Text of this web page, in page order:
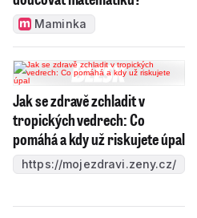
Maminka
Jak se zdravě zchladit v
tropických vedrech: Co
pomáhá a kdy už riskujete úpal
https://mojezdravi.zeny.cz/